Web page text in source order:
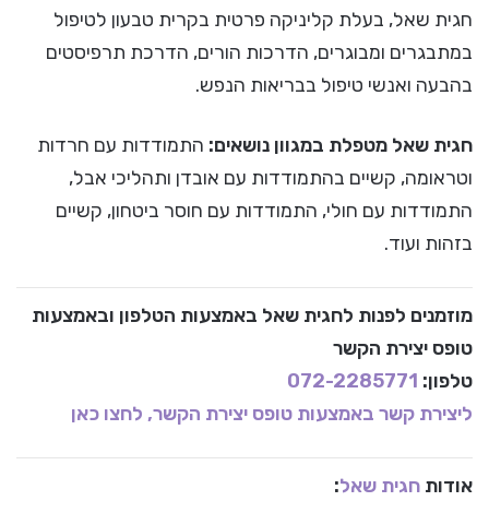
חגית שאל, בעלת קליניקה פרטית בקרית טבעון לטיפול
במתבגרים ומבוגרים, הדרכות הורים, הדרכת תרפיסטים
בהבעה ואנשי טיפול בבריאות הנפש.
חגית שאל מטפלת במגוון נושאים: התמודדות עם חרדות
וטראומה, קשיים בהתמודדות עם אובדן ותהליכי אבל,
התמודדות עם חולי, התמודדות עם חוסר ביטחון, קשיים
בזהות ועוד.
מוזמנים לפנות לחגית שאל באמצעות הטלפון ובאמצעות
טופס יצירת הקשר
טלפון: 072-2285771
ליצירת קשר באמצעות טופס יצירת הקשר, לחצו כאן
אודות חגית שאל: